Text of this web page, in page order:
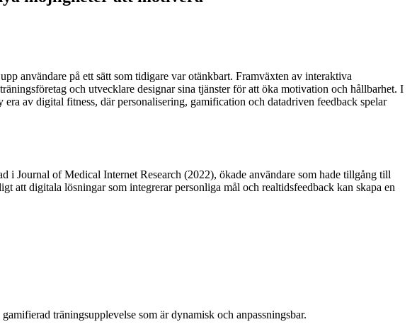
användare på ett sätt som tidigare var otänkbart. Framväxten av interaktiva
och utvecklare designar sina tjänster för att öka motivation och hållbarhet. I
av digital fitness, där personalisering, gamification och datadriven feedback spelar
Journal of Medical Internet Research (2022), ökade användare som hade tillgång till
att digitala lösningar som integrerar personliga mål och realtidsfeedback kan skapa en
träningsupplevelse som är dynamisk och anpassningsbar.